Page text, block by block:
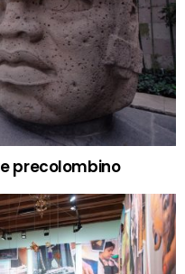
precolombino